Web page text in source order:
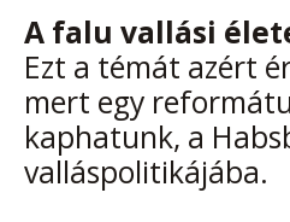
A falu vallási
Ezt a témát azért
mert egy
kaphatunk, a
valláspolitikájába.